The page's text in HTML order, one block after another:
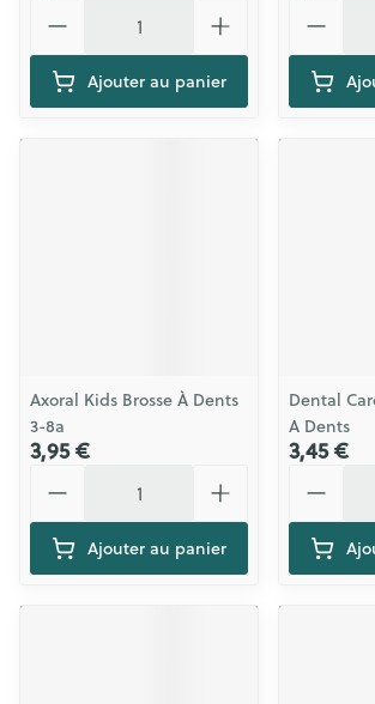
Ajouter au panier
Axoral Kids Brosse À Dents
3-8a
3,95 €
Ajouter au panier
Dental
A Dents
3,45 €